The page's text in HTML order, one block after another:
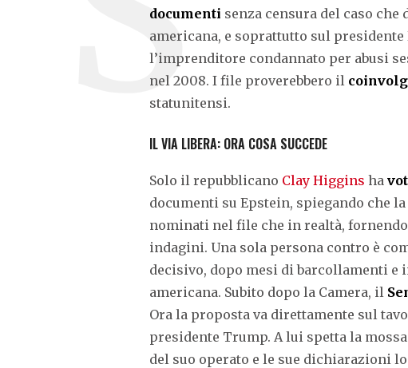
documenti senza censura del caso
americana, e soprattutto sul
l’imprenditore condannato per abusi
nel 2008. I file proverebbero il
statunitensi.
IL VIA LIBERA: ORA COSA SUCCEDE
Solo il repubblicano Clay Higgins ha
documenti su Epstein, spiegando che
nominati nel file che in realtà,
indagini. Una sola persona contro è
decisivo, dopo mesi di barcollamenti
americana. Subito dopo la Camera, il
Ora la proposta va direttamente sul
presidente Trump. A lui spetta la
del suo operato e le sue dichiarazioni